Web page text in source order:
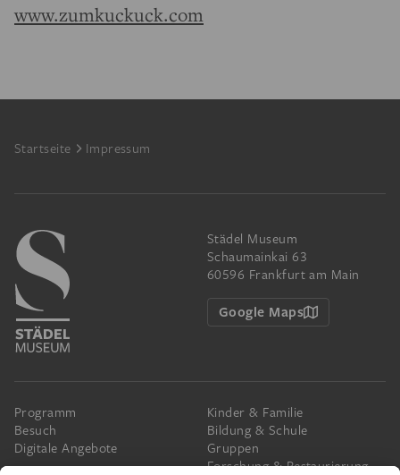
www.zumkuckuck.com
Footer
Startseite Impressum
Städel Museum
Schaumainkai 63
60596 Frankfurt am Main
Google Maps
Programm
Besuch
Digitale Angebote
Kinder & Familie
Bildung & Schule
Gruppen
Forschung & Restaurierung